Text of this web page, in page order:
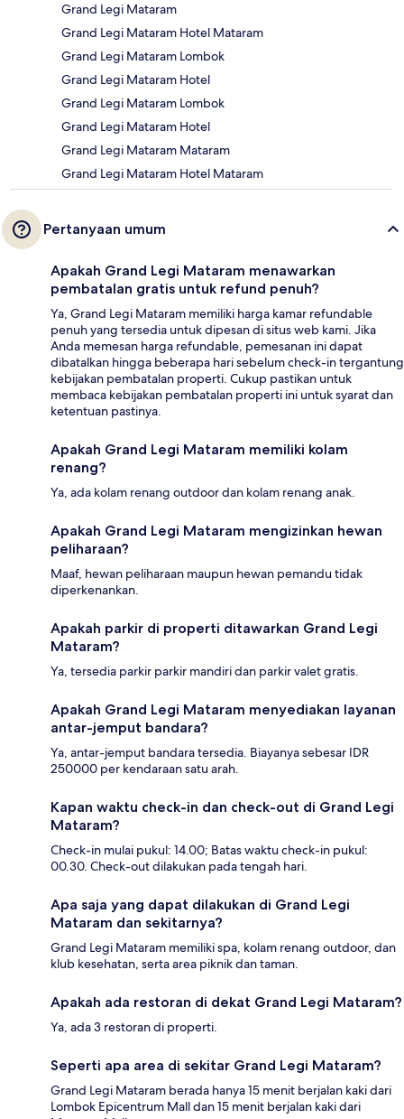
Grand Legi Mataram
Grand Legi Mataram Hotel Mataram
Grand Legi Mataram Lombok
Grand Legi Mataram Hotel
Grand Legi Mataram Lombok
Grand Legi Mataram Hotel
Grand Legi Mataram Mataram
Grand Legi Mataram Hotel Mataram
Pertanyaan umum
Apakah Grand Legi Mataram menawarkan
pembatalan gratis untuk refund penuh?
Ya, Grand Legi Mataram memiliki harga kamar refundable
penuh yang tersedia untuk dipesan di situs web kami. Jika
Anda memesan harga refundable, pemesanan ini dapat
dibatalkan hingga beberapa hari sebelum check-in tergantung
kebijakan pembatalan properti. Cukup pastikan untuk
membaca kebijakan pembatalan properti ini untuk syarat dan
ketentuan pastinya.
Apakah Grand Legi Mataram memiliki kolam
renang?
Ya, ada kolam renang outdoor dan kolam renang anak.
Apakah Grand Legi Mataram mengizinkan hewan
peliharaan?
Maaf, hewan peliharaan maupun hewan pemandu tidak
diperkenankan.
Apakah parkir di properti ditawarkan Grand Legi
Mataram?
Ya, tersedia parkir parkir mandiri dan parkir valet gratis.
Apakah Grand Legi Mataram menyediakan layanan
antar-jemput bandara?
Ya, antar-jemput bandara tersedia. Biayanya sebesar IDR
250000 per kendaraan satu arah.
Kapan waktu check-in dan check-out di Grand Legi
Mataram?
Check-in mulai pukul: 14.00; Batas waktu check-in pukul:
00.30. Check-out dilakukan pada tengah hari.
Apa saja yang dapat dilakukan di Grand Legi
Mataram dan sekitarnya?
Grand Legi Mataram memiliki spa, kolam renang outdoor, dan
klub kesehatan, serta area piknik dan taman.
Apakah ada restoran di dekat Grand Legi Mataram?
Ya, ada 3 restoran di properti.
Seperti apa area di sekitar Grand Legi Mataram?
Grand Legi Mataram berada hanya 15 menit berjalan kaki dari
Lombok Epicentrum Mall dan 15 menit berjalan kaki dari